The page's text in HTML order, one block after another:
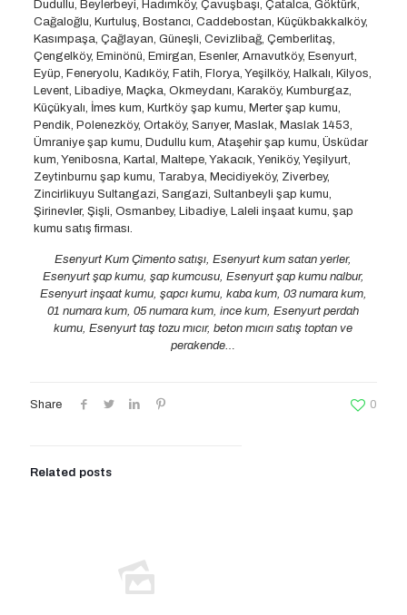
Dudullu, Beylerbeyi, Hadımköy, Çavuşbaşı, Çatalca, Göktürk,
Cağaloğlu, Kurtuluş, Bostancı, Caddebostan, Küçükbakkalköy,
Kasımpaşa, Çağlayan, Güneşli, Cevizlibağ, Çemberlitaş,
Çengelköy, Eminönü, Emirgan, Esenler, Arnavutköy, Esenyurt,
Eyüp, Feneryolu, Kadıköy, Fatih, Florya, Yeşilköy, Halkalı, Kilyos,
Levent, Libadiye, Maçka, Okmeydanı, Karaköy, Kumburgaz,
Küçükyalı, İmes kum, Kurtköy şap kumu, Merter şap kumu,
Pendik, Polenezköy, Ortaköy, Sarıyer, Maslak, Maslak 1453,
Ümraniye şap kumu, Dudullu kum, Ataşehir şap kumu, Üsküdar
kum, Yenibosna, Kartal, Maltepe, Yakacık, Yeniköy, Yeşilyurt,
Zeytinburnu şap kumu, Tarabya, Mecidiyeköy, Ziverbey,
Zincirlikuyu Sultangazi, Sarıgazi, Sultanbeyli şap kumu,
Şirinevler, Şişli, Osmanbey, Libadiye, Laleli inşaat kumu, şap
kumu satış firması.
Esenyurt Kum Çimento satışı, Esenyurt kum satan yerler,
Esenyurt şap kumu, şap kumcusu, Esenyurt şap kumu nalbur,
Esenyurt inşaat kumu, şapcı kumu, kaba kum, 03 numara kum,
01 numara kum, 05 numara kum, ince kum, Esenyurt perdah
kumu, Esenyurt taş tozu mıcır, beton mıcırı satış toptan ve
perakende…
Share 0
Related posts